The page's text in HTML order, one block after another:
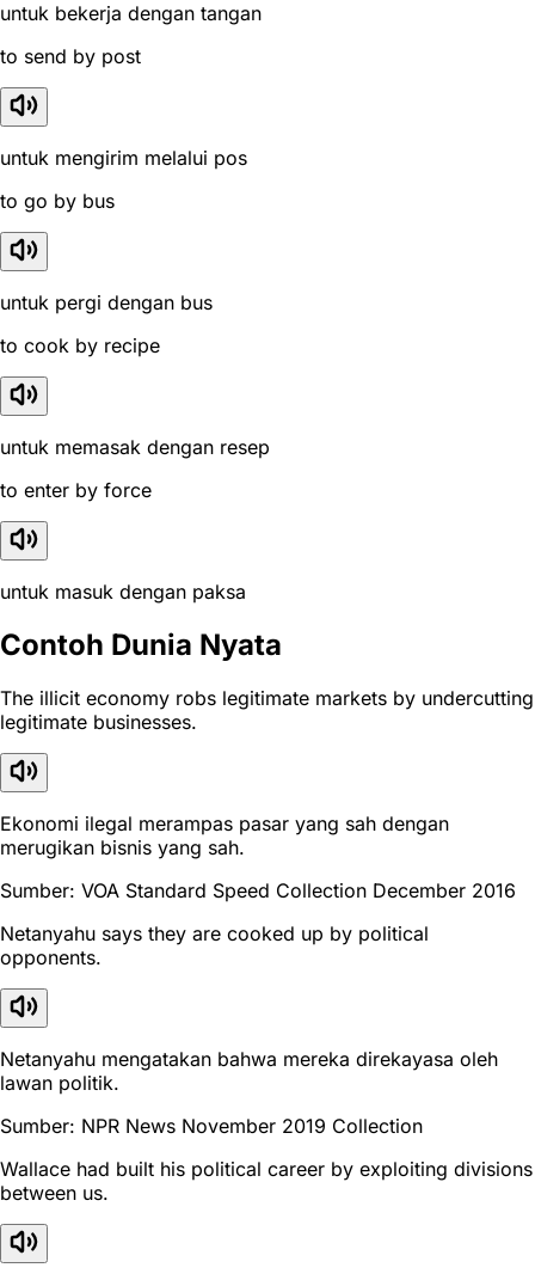
untuk bekerja dengan tangan
to send by post
untuk mengirim melalui pos
to go by bus
untuk pergi dengan bus
to cook by recipe
untuk memasak dengan resep
to enter by force
untuk masuk dengan paksa
Contoh Dunia Nyata
The illicit economy robs legitimate markets by undercutting
legitimate businesses.
Ekonomi ilegal merampas pasar yang sah dengan
merugikan bisnis yang sah.
Sumber: VOA Standard Speed Collection December 2016
Netanyahu says they are cooked up by political
opponents.
Netanyahu mengatakan bahwa mereka direkayasa oleh
lawan politik.
Sumber: NPR News November 2019 Collection
Wallace had built his political career by exploiting divisions
between us.